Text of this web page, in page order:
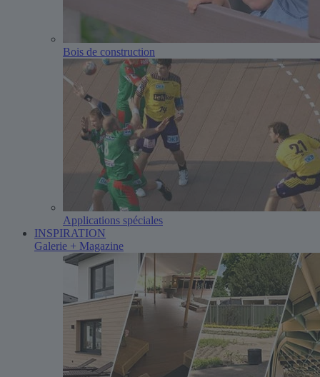
Bois de construction
Applications spéciales
INSPIRATION
Galerie + Magazine